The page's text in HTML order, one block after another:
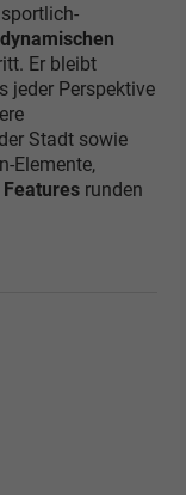
dynamischen
Er bleibt
jeder Perspektive
Stadt sowie
Elemente,
runden